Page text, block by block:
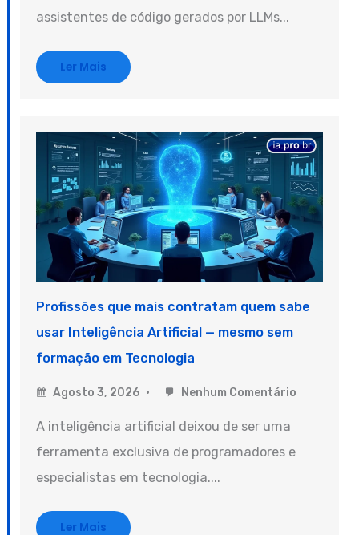
assistentes de código gerados por LLMs...
Ler Mais
Profissões que mais contratam quem sabe
usar Inteligência Artificial — mesmo sem
formação em Tecnologia
Agosto 3, 2026 Nenhum Comentário
A inteligência artificial deixou de ser uma
ferramenta exclusiva de programadores e
especialistas em tecnologia....
Ler Mais